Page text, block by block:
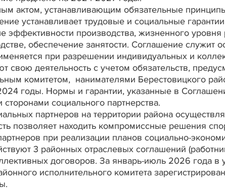
устанавливающим обязательные принципы
устанавливает трудовые и социальные
производства, жизненного уровня
обеспечение занятости. Соглашение служит
при разрешении индивидуальных и
свою деятельность с учетом обязательств,
комитетом, нанимателями Берестовицкого
годы. Нормы и гарантии, указанные в
социального партнерства.
партнеров на территории района
позволяет находить компромиссные решения
при реализации планов социально-
3 районных отраслевых соглашений
договоров. За январь-июль 2026 года в
исполнительного комитета